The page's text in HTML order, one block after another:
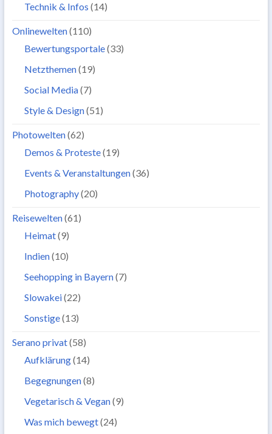
Technik & Infos (14)
Onlinewelten(110)
Bewertungsportale(33)
Netzthemen(19)
Social Media(7)
Style & Design(51)
Photowelten(62)
Demos & Proteste(19)
Events & Veranstaltungen(36)
Photography(20)
Reisewelten(61)
Heimat(9)
Indien(10)
Seehopping in Bayern(7)
Slowakei(22)
Sonstige(13)
Serano privat(58)
Aufklärung(14)
Begegnungen(8)
Vegetarisch & Vegan(9)
Was mich bewegt(24)